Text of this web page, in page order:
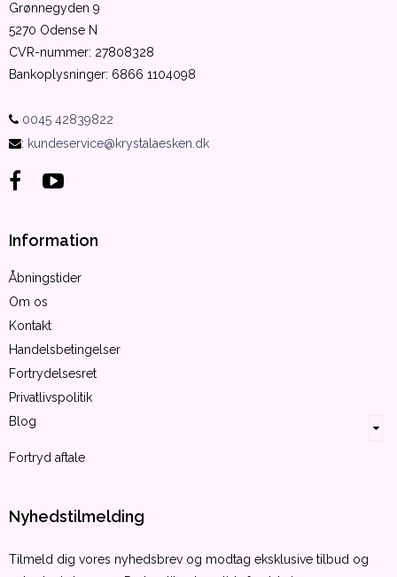
Grønnegyden 9
5270 Odense N
CVR-nummer: 27808328
Bankoplysninger: 6866 1104098
0045 42839822
: kundeservice@krystalaesken.dk
Information
Åbningstider
Om os
Kontakt
Handelsbetingelser
Fortrydelsesret
Privatlivspolitik
Blog
Fortryd aftale
Nyhedstilmelding
Tilmeld dig vores nyhedsbrev og modtag eksklusive tilbud og